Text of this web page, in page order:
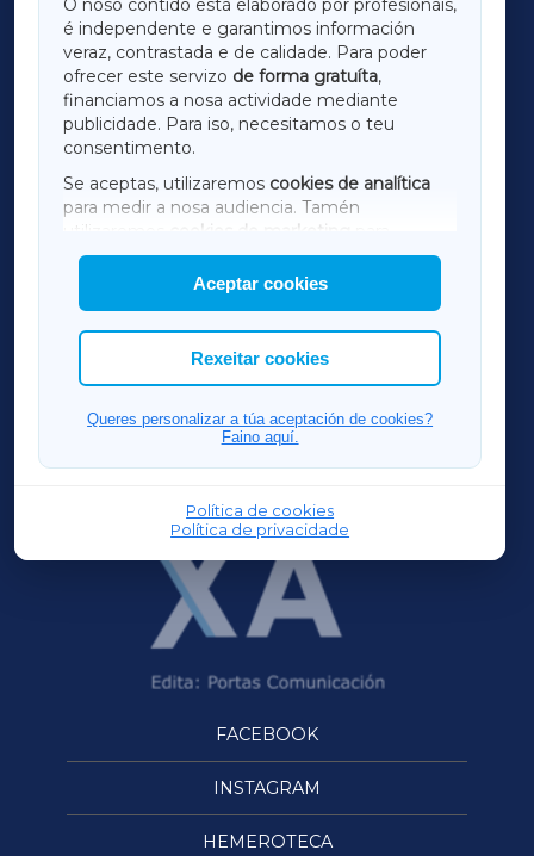
O noso contido está elaborado por profesionais,
é independente e garantimos información
veraz, contrastada e de calidade. Para poder
ofrecer este servizo de forma gratuíta,
financiamos a nosa actividade mediante
publicidade. Para iso, necesitamos o teu
consentimento.
Se aceptas, utilizaremos cookies de analítica
para medir a nosa audiencia. Tamén
utilizaremos
cookies de marketing
mostrar publicidade de terceiros.
Así mesmo, podes personalizar a elección das
cookies que desexas permitir.
Aceptar cookies
Rexeitar cookies
Queres personalizar a túa aceptación de cookies?
Faino aquí.
Política de cookies
Política de privacidade
LUGOXA
TERRACHAXA
AMARIÑAXA
RIBEIRASACRAXA
ACORUÑAXA
FERROLXA
OURENSEXA
FACEBOOK
INSTAGRAM
HEMEROTECA